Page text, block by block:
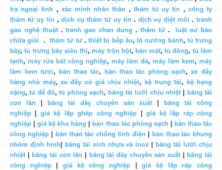
tra ngoại tình , xác minh nhân thân , thám tử uy tín , công ty
thám tử uy tín ,dịch vụ thám tử uy tín . dịch vụ diệt mối .tranh
gao nghệ thuật.tranh gao chan dung . thám tử.luật sư bào
chữa giỏi .thám tử tư.thiết bị bếp âu,lò nướng bánh, tủ trưng
bày,tủ trưng bày siêu thị,máy trộn bột,bàn mát, tủ đông, tủ làm
lạnh, máy rửa bát công nghiệp, máy làm đá, máy làm kem, máy
làm kem tươi,bàn thao tác,bàn thao tác phòng sạch,xe đẩy
hàng nhà máy, xe đẩy có giá chịu nhiệt, kệ trung tải, kệ hạng
nặng,tủ để đồ,tủ phòng sạch, băng tải lưới chịu nhiệt| băng tải
con lăn | băng tải dây chuyền sản xuất | băng tải công
nghiệp | giá kệ lắp ghép công nghiệp |giá kệ lắp ráp công
nghiệp |giá kệ kho hàng |bàn thao tác phòng sạch | bàn thao tác
công nghiệp|bàn thao tác chống tĩnh điện | bàn thao tác khung
nhôm định hình| băng tải xích nhựa và inox |băng tải lưới chịu
nhiệt |băng tải con lăn | băng tải dây chuyền sản xuất |băng tải
công nghiệp|giá kệ công nghiệp |giá kệ lắp ráp công